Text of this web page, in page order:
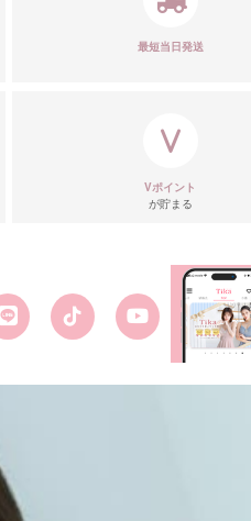
最短当日発送
Vポイント
が貯まる